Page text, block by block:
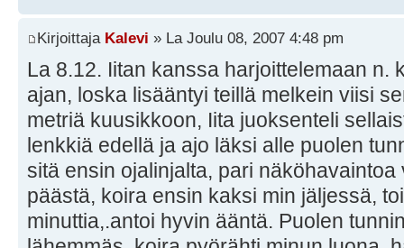
Kirjoittaja Kalevi » La Joulu 08, 2007 4:48 pm
La 8.12. Iitan kanssa harjoittelemaan n.
ajan, loska lisääntyi teillä melkein viisi
metriä kuusikkoon, Iita juoksenteli
lenkkiä edellä ja ajo läksi alle puolen
sitä ensin ojalinjalta, pari
päästä, koira ensin kaksi min jäljessä,
minuttia,.antoi hyvin ääntä. Puolen